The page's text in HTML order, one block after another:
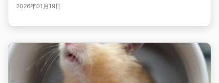
2026年01月19日